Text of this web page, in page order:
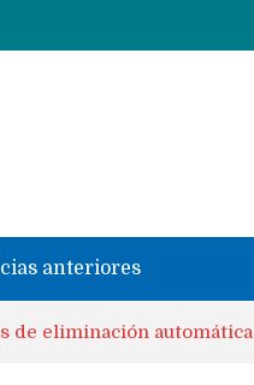
a OpenAI
anteriores
de eliminación automática